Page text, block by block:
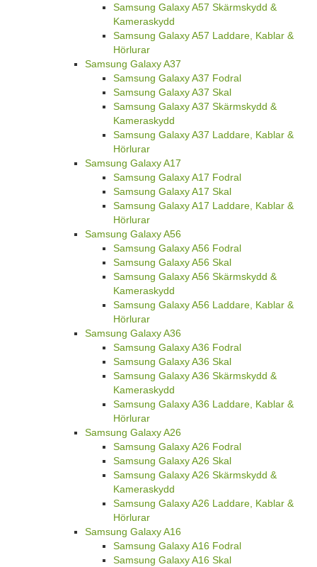
Samsung Galaxy A57 Skärmskydd &
Kameraskydd
Samsung Galaxy A57 Laddare, Kablar &
Hörlurar
Samsung Galaxy A37
Samsung Galaxy A37 Fodral
Samsung Galaxy A37 Skal
Samsung Galaxy A37 Skärmskydd &
Kameraskydd
Samsung Galaxy A37 Laddare, Kablar &
Hörlurar
Samsung Galaxy A17
Samsung Galaxy A17 Fodral
Samsung Galaxy A17 Skal
Samsung Galaxy A17 Laddare, Kablar &
Hörlurar
Samsung Galaxy A56
Samsung Galaxy A56 Fodral
Samsung Galaxy A56 Skal
Samsung Galaxy A56 Skärmskydd &
Kameraskydd
Samsung Galaxy A56 Laddare, Kablar &
Hörlurar
Samsung Galaxy A36
Samsung Galaxy A36 Fodral
Samsung Galaxy A36 Skal
Samsung Galaxy A36 Skärmskydd &
Kameraskydd
Samsung Galaxy A36 Laddare, Kablar &
Hörlurar
Samsung Galaxy A26
Samsung Galaxy A26 Fodral
Samsung Galaxy A26 Skal
Samsung Galaxy A26 Skärmskydd &
Kameraskydd
Samsung Galaxy A26 Laddare, Kablar &
Hörlurar
Samsung Galaxy A16
Samsung Galaxy A16 Fodral
Samsung Galaxy A16 Skal